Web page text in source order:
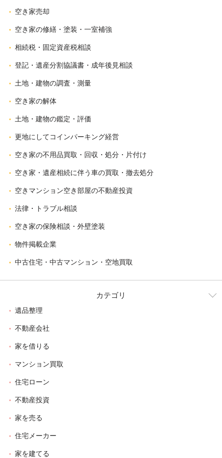
空き家売却
空き家の修繕・塗装・一室補強
相続税・固定資産税相談
登記・遺産分割協議書・成年後見相談
土地・建物の調査・測量
空き家の解体
土地・建物の鑑定・評価
更地にしてコインパーキング経営
空き家の不用品買取・回収・処分・片付け
空き家・遺産相続に伴う車の買取・撤去処分
空きマンション空き部屋の不動産投資
法律・トラブル相談
空き家の保険相談・外壁塗装
物件掲載企業
中古住宅・中古マンション・空地買取
カテゴリ
遺品整理
不動産会社
家を借りる
マンション買取
住宅ローン
不動産投資
家を売る
住宅メーカー
家を建てる